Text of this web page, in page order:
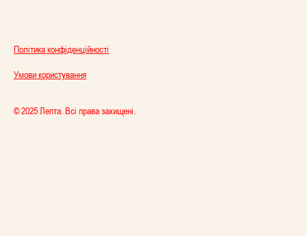
© 2025 Лепта. Всі права захищені.
Політика конфіденційності
Умови користування